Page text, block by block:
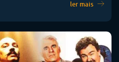
ler mais